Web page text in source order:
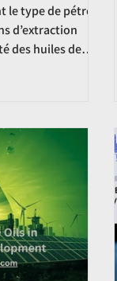
le type de pétrole
d’extraction
des huiles de